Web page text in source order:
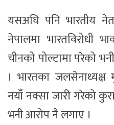
यसअघि पनि भारतीय
नेपालमा भारतविरोधी
चीनको पोल्टामा परेको
। भारतका
नयाँ नक्सा जारी गरेको
भनी आरोप नै लगाए ।